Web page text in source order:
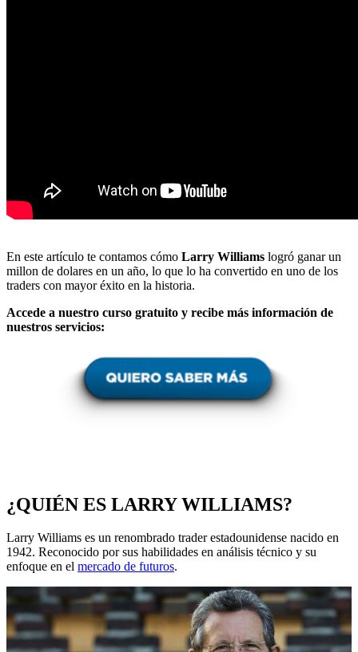
En este artículo te contamos cómo Larry Williams logró ganar un
millon de dolares en un año, lo que lo ha convertido en uno de los
traders con mayor éxito en la historia.
Accede a nuestro curso gratuito y recibe más información de
nuestros servicios:
¿QUIÉN ES LARRY WILLIAMS?
Larry Williams es un renombrado trader estadounidense nacido en
1942. Reconocido por sus habilidades en análisis técnico y su
enfoque en el mercado de futuros.